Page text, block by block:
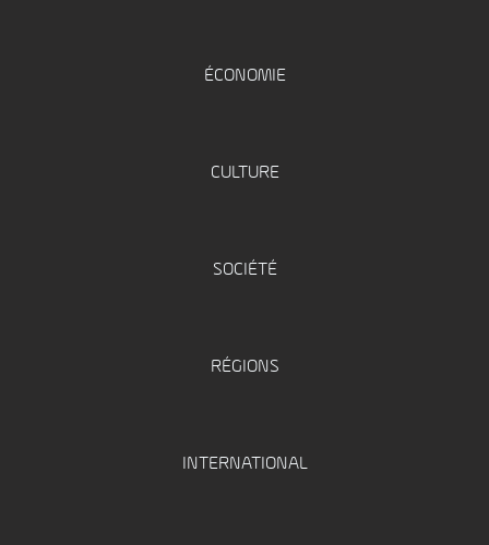
ÉCONOMIE
CULTURE
SOCIÉTÉ
RÉGIONS
INTERNATIONAL